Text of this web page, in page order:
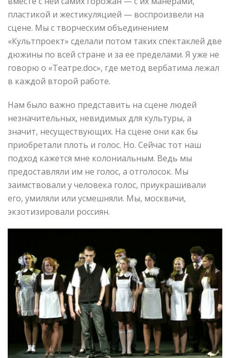
пластикой и жестикуляцией — воспроизвели на
сцене. Мы с творческим объединением
«Культпроект» сделали потом таких спектаклей две
дюжины по всей стране и за ее пределами. Я уже не
говорю о «Театре.doc», где метод вербатима лежал
в каждой второй работе.
Нам было важно представить на сцене людей
незначительных, невидимых для культуры, а
значит, несуществующих. На сцене они как бы
приобретали плоть и голос. Но. Сейчас тот наш
подход кажется мне колониальным. Ведь мы
предоставляли им не голос, а отголосок. Мы
заимствовали у человека голос, приукрашивали
его, умиляли или усмешняли. Мы, москвичи,
экзотизировали россиян.